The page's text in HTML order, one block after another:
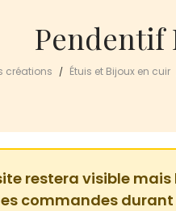
Pendentif
créations / Étuis et Bijoux en cuir
restera visible
commandes durant